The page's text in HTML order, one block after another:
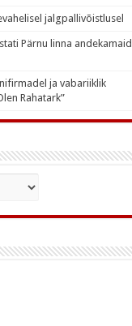
jalgpallivõistlusel
Pärnu linna andekamaid
ja vabariiklik
Rahatark”